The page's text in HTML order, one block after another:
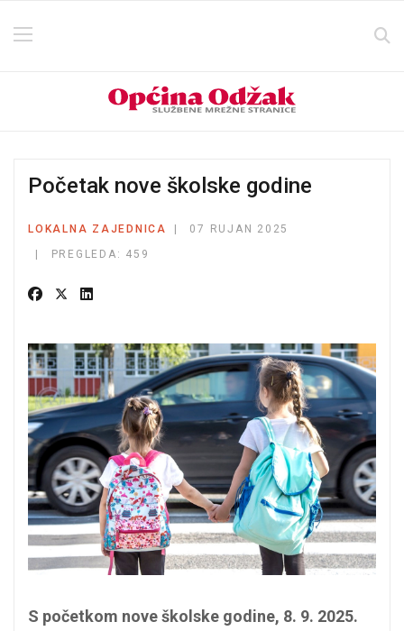
Početak nove školske godine
LOKALNA ZAJEDNICA
07 RUJAN 2025
PREGLEDA: 459
S početkom nove školske godine, 8. 9. 2025.